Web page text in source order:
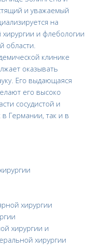
и уважаемый
на
хирургии и флебологии
области.
клинике
оказывать
Его выдающаяся
его высоко
сосудистой и
в Германии, так и в
хирургии
хирургии и
хирургии